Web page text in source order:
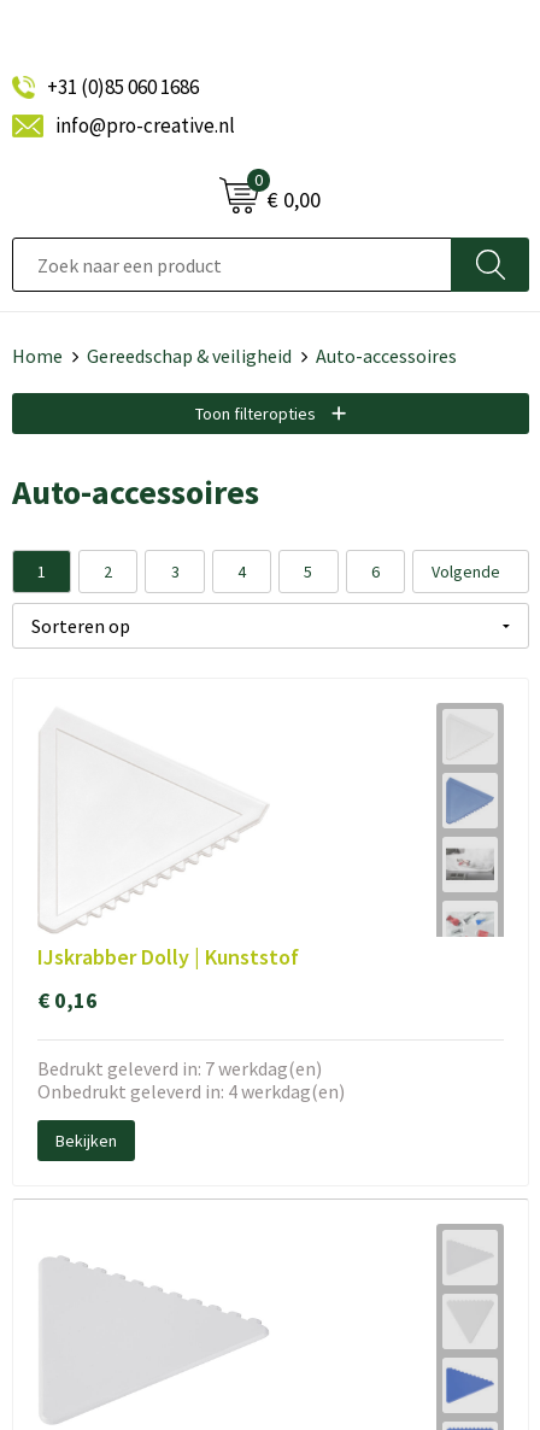
+31 (0)85 060 1686
info@pro-creative.nl
0
€ 0,00
Home Gereedschap & veiligheid Auto-accessoires
Toon filteropties
Auto-accessoires
1 2 3 4 5 6 Volgende
IJskrabber Dolly | Kunststof
€ 0,16
Bedrukt geleverd in: 7 werkdag(en)
Onbedrukt geleverd in: 4 werkdag(en)
Bekijken